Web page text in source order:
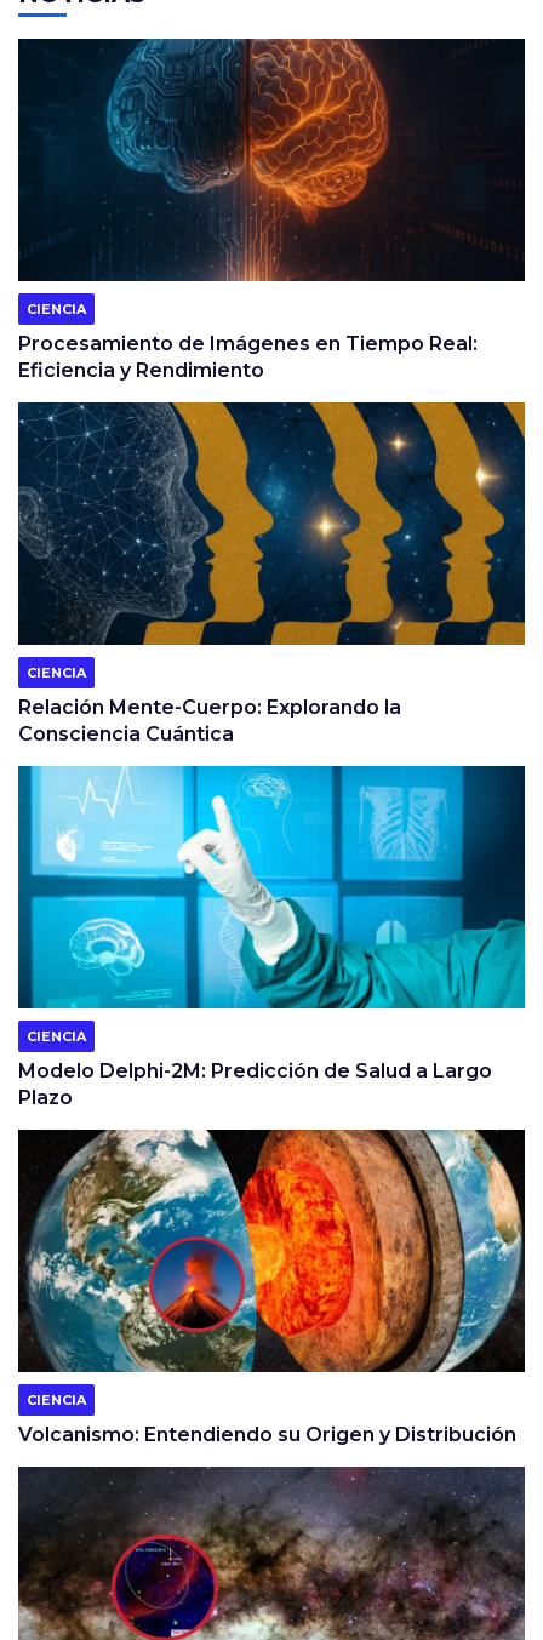
CIENCIA
Procesamiento de Imágenes en Tiempo Real:
Eficiencia y Rendimiento
CIENCIA
Relación Mente-Cuerpo: Explorando la
Consciencia Cuántica
CIENCIA
Modelo Delphi-2M: Predicción de Salud a Largo
Plazo
CIENCIA
Volcanismo: Entendiendo su Origen y Distribución